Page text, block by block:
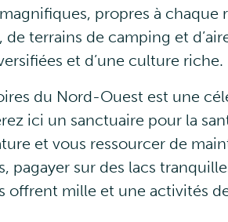
propres à
terrains de camping et
et d’une culture riche.
du Nord-Ouest est une
ici un sanctuaire pour la
et vous ressourcer de
pagayer sur des lacs
offrent mille et une activités